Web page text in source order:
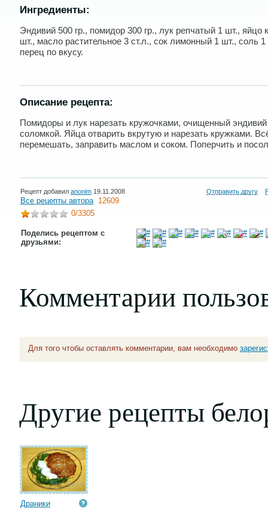
Ингредиенты:
Эндивий 500 гр., помидор 300 гр., лук репчатый 1 шт., яйцо
шт., масло растительное 3 ст.л., сок лимонный 1 шт., соль 1
перец по вкусу.
Описание рецепта:
Помидоры и лук нарезать кружочками, очищенный эндивий
соломкой. Яйца отварить вкрутую и нарезать кружками.
перемешать, заправить маслом и соком. Поперчить и
Рецепт добавил anonim 19.11.2008 Отправить другу
Все рецепты автора 12609
0/3305
Поделись рецептом с
друзьями:
Комментарии
Для того чтобы оставлять комментарии, вам необходимо
Другие рецепты
Драники